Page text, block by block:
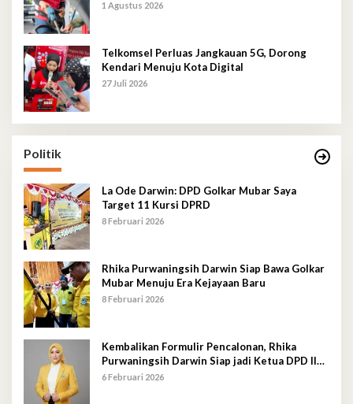
1 Agustus 2026
Telkomsel Perluas Jangkauan 5G, Dorong
Kendari Menuju Kota Digital
27 Juli 2026
Politik
La Ode Darwin: DPD Golkar Mubar Saya
Target 11 Kursi DPRD
8 Februari 2026
Rhika Purwaningsih Darwin Siap Bawa Golkar
Mubar Menuju Era Kejayaan Baru
8 Februari 2026
Kembalikan Formulir Pencalonan, Rhika
Purwaningsih Darwin Siap jadi Ketua DPD II
Golkar Mubar
6 Februari 2026